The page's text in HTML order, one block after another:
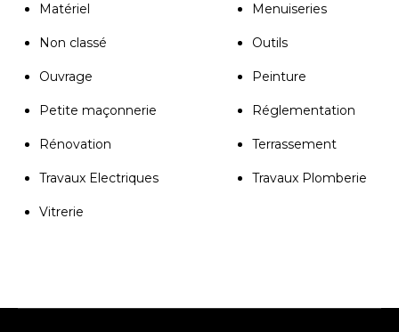
Matériel Menuiseries
Non classé Outils
Ouvrage Peinture
Petite maçonnerie Réglementation
Rénovation Terrassement
Travaux Electriques Travaux Plomberie
Vitrerie